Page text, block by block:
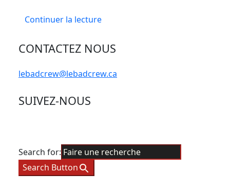
Continuer la lecture
CONTACTEZ NOUS
lebadcrew@lebadcrew.ca
SUIVEZ-NOUS
Search for:
Search Button